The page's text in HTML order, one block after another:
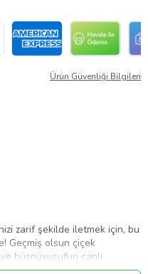
Ürün Güvenliği Bilgileri
zarif şekilde iletmek için, bu
Geçmiş olsun çiçek
hüsnüyusufun canlı
şekilde ifade ederken,